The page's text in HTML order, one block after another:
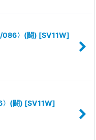
086〉(闘) [SV11W]
〉(闘) [SV11W]